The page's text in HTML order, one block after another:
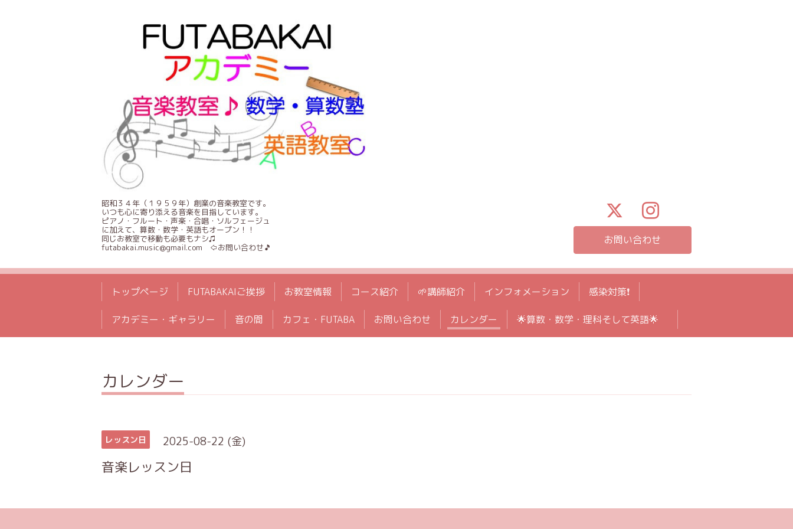
昭和３４年（１９５９年）創業の音楽教室です。
いつも心に寄り添える音楽を目指しています。
ピアノ・フルート・声楽・合唱・ソルフェージュ
に加えて、算数・数学・英語もオープン！！
同じお教室で移動も必要もナシ♫
futabakai.music@gmail.com ⇦お問い合わせ🎵
お問い合わせ
トップページ FUTABAKAIご挨拶 お教室情報 コース紹介 🌱講師紹介 インフォメーション 感染対策❗️
アカデミー・ギャラリー 音の間 カフェ・FUTABA お問い合わせ カレンダー 🌟算数・数学・理科そして英語🌟
カレンダー
レッスン日 2025-08-22 (金)
音楽レッスン日